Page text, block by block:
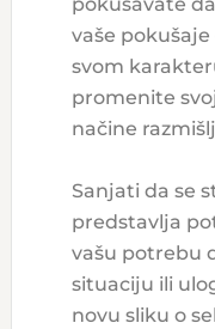
vaše
svom
promenite
načine
Sanjati da se
predstavlja
vašu potrebu
situaciju ili
novu sliku o